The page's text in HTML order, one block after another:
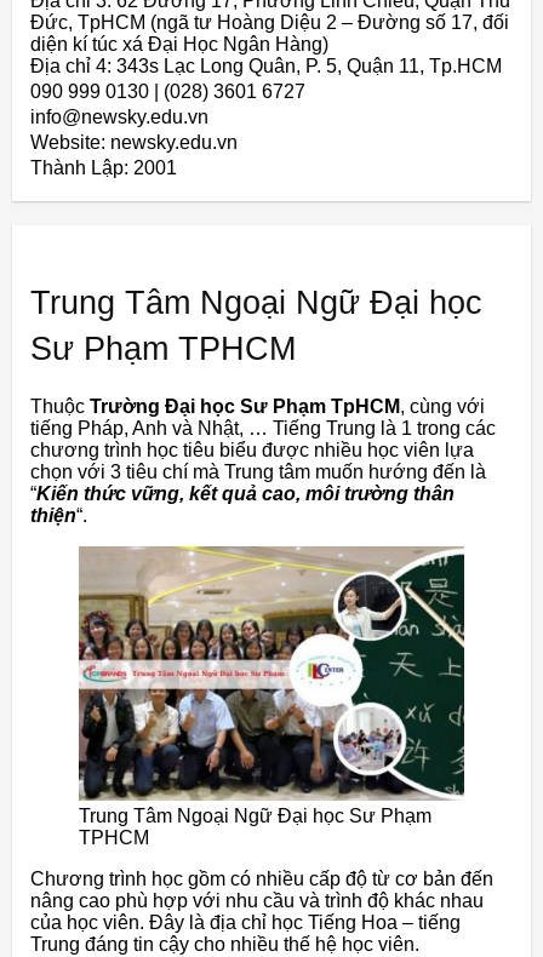
Đức, TpHCM (ngã tư Hoàng Diệu 2 – Đường số 17, đối
diện kí túc xá Đại Học Ngân Hàng)
Địa chỉ 4: 343s Lạc Long Quân, P. 5, Quận 11, Tp.HCM
090 999 0130 | (028) 3601 6727
info@newsky.edu.vn
Website: newsky.edu.vn
Thành Lập: 2001
Trung Tâm Ngoại Ngữ Đại học
Sư Phạm TPHCM
Thuộc Trường Đại học Sư Phạm TpHCM, cùng với
tiếng Pháp, Anh và Nhật, … Tiếng Trung là 1 trong các
chương trình học tiêu biểu được nhiều học viên lựa
chọn với 3 tiêu chí mà Trung tâm muốn hướng đến là
“Kiến thức vững, kết quả cao, môi trường thân
thiện“.
Trung Tâm Ngoại Ngữ Đại học Sư Phạm
TPHCM
Chương trình học gồm có nhiều cấp độ từ cơ bản đến
nâng cao phù hợp với nhu cầu và trình độ khác nhau
của học viên. Đây là địa chỉ học Tiếng Hoa – tiếng
Trung đáng tin cậy cho nhiều thế hệ học viên.